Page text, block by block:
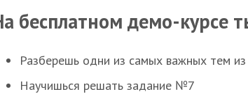
бесплатном демо-курсе
Разберешь одни из самых важных тем
Научишься решать задание №7